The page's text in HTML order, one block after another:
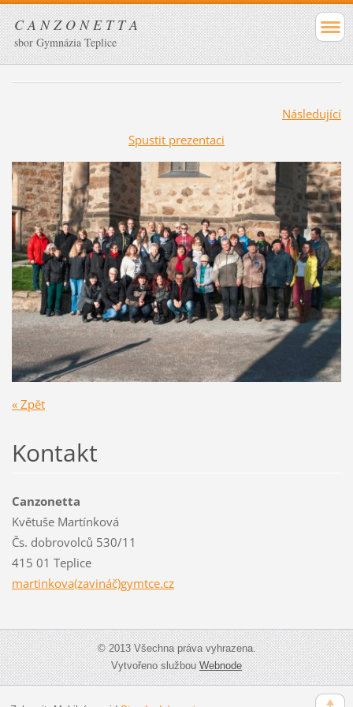
C A N Z O N E T T A
sbor Gymnázia Teplice
Následující
Spustit prezentaci
« Zpět
Kontakt
Canzonetta
Květuše Martínková
Čs. dobrovolců 530/11
415 01 Teplice
martinkova(zavináč)gymtce.cz
© 2013 Všechna práva vyhrazena.
Vytvořeno službouWebnode